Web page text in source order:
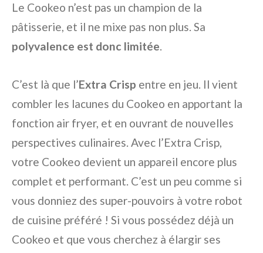
Le Cookeo n’est pas un champion de la
pâtisserie, et il ne mixe pas non plus. Sa
polyvalence est donc limitée.
C’est là que l’Extra Crisp entre en jeu. Il vient
combler les lacunes du Cookeo en apportant la
fonction air fryer, et en ouvrant de nouvelles
perspectives culinaires. Avec l’Extra Crisp,
votre Cookeo devient un appareil encore plus
complet et performant. C’est un peu comme si
vous donniez des super-pouvoirs à votre robot
de cuisine préféré ! Si vous possédez déjà un
Cookeo et que vous cherchez à élargir ses